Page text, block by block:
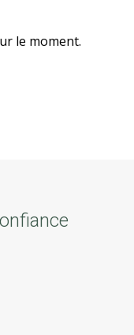
le moment.